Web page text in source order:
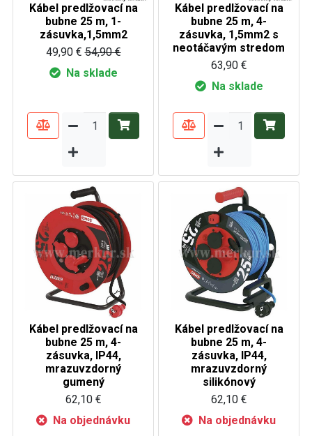
Kábel predlžovací na
bubne 25 m, 1-
zásuvka,1,5mm2
49,90 € 54,90 €
Na sklade
Kábel predlžovací na
bubne 25 m, 4-
zásuvka, 1,5mm2 s
neotáčavým stredom
63,90 €
Na sklade
Kábel predlžovací na
bubne 25 m, 4-
zásuvka, IP44,
mrazuvzdorný
gumený
62,10 €
Na objednávku
Kábel predlžovací na
bubne 25 m, 4-
zásuvka, IP44,
mrazuvzdorný
silikónový
62,10 €
Na objednávku